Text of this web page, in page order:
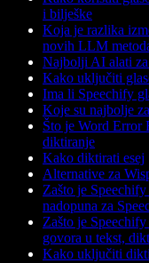
i bilješke
Koja je razlika
novih LLM
Najbolji AI alati
Kako uključiti
Ima li Speechify
Koje su najbolje
Što je Word Error
diktiranje
Kako diktirati esej
Alternative za
Zašto je
nadopuna za
Zašto je
govora u tekst,
Kako uključiti